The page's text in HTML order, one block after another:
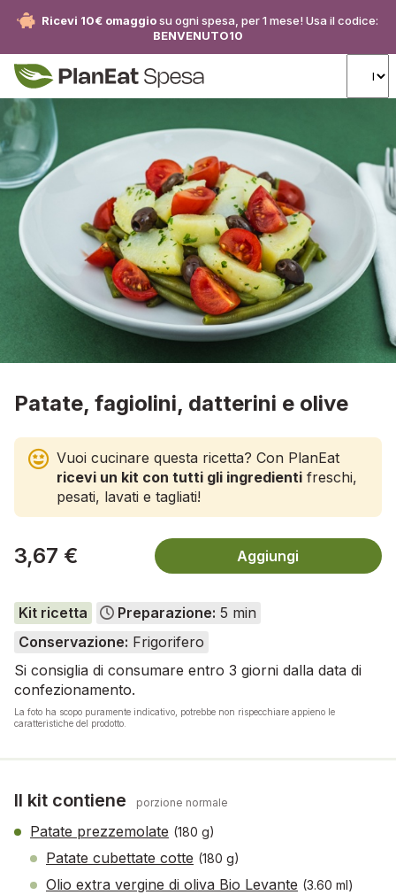
Ricevi 10€ omaggiosu ogni spesa, per 1 mese! Usa il codice:
BENVENUTO10
Patate, fagiolini, datterini e olive
Vuoi cucinare questa ricetta? Con PlanEat
ricevi un kit con tutti gli ingredienti freschi,
pesati, lavati e tagliati!
3,67 € Aggiungi
Kit ricetta Preparazione: 5 min
Conservazione: Frigorifero
Si consiglia di consumare entro 3 giorni dalla data di
confezionamento.
La foto ha scopo puramente indicativo, potrebbe non rispecchiare appieno le
caratteristiche del prodotto.
Il kit contiene porzione normale
Patate prezzemolate (180 g)
Patate cubettate cotte (180 g)
Olio extra vergine di oliva Bio Levante (3.60 ml)